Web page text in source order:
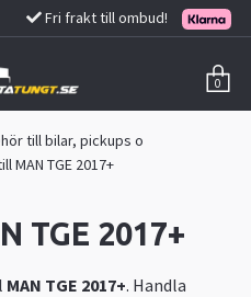
Fri frakt till ombud!
0
till bilar, pickups o
MAN TGE 2017+
TGE 2017+
MAN TGE 2017+. Handla